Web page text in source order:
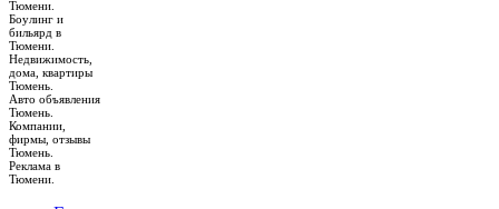
Тюмени.
Боулинг и
бильярд в
Тюмени.
Недвижимость,
дома, квартиры
Тюмень.
Авто объявления
Тюмень.
Компании,
фирмы, отзывы
Тюмень.
Реклама в
Тюмени.